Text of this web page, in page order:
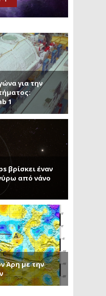
για την
1
βρίσκει έναν
από νάνο
Άρη με την